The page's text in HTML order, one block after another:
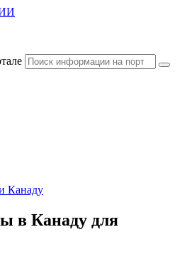
Канаду
в Канаду для